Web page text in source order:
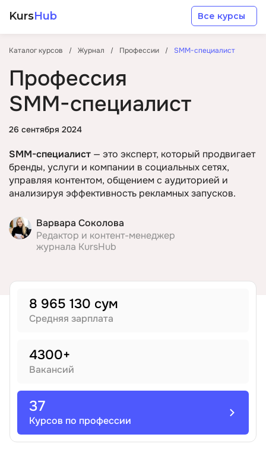
KursHub Все курсы
Каталог курсов Журнал Профессии SMM-специалист
Профессия
SMM-специалист
26 сентября 2024
SMM-специалист — это эксперт, который продвигает
бренды, услуги и компании в социальных сетях,
управляя контентом, общением с аудиторией и
анализируя эффективность рекламных запусков.
Варвара Соколова
Редактор и контент-менеджер
журнала KursHub
8 965 130 сум
Средняя зарплата
4300+
Вакансий
37
Курсов по профессии
Разработка
Маркетинг
Дизайн
Аналитика
Soft Skills
ДПО
Детям
Акции и промокоды